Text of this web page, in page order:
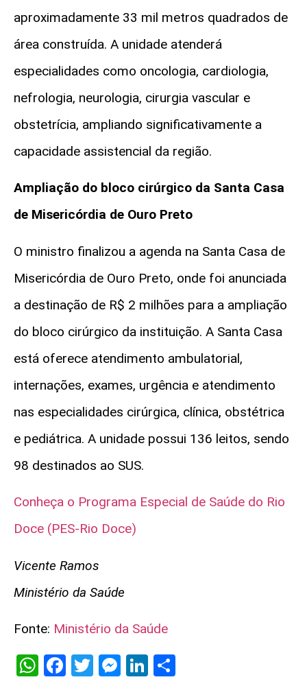
aproximadamente 33 mil metros quadrados de
área construída. A unidade atenderá
especialidades como oncologia, cardiologia,
nefrologia, neurologia, cirurgia vascular e
obstetrícia, ampliando significativamente a
capacidade assistencial da região.
Ampliação do bloco cirúrgico da Santa Casa
de Misericórdia de Ouro Preto
O ministro finalizou a agenda na Santa Casa de
Misericórdia de Ouro Preto, onde foi anunciada
a destinação de R$ 2 milhões para a ampliação
do bloco cirúrgico da instituição. A Santa Casa
está oferece atendimento ambulatorial,
internações, exames, urgência e atendimento
nas especialidades cirúrgica, clínica, obstétrica
e pediátrica. A unidade possui 136 leitos, sendo
98 destinados ao SUS.
Conheça o Programa Especial de Saúde do Rio
Doce (PES-Rio Doce)
Vicente Ramos
Ministério da Saúde
Fonte: Ministério da Saúde
WhatsApp
Facebook
TwitterMessenger
LinkedIn